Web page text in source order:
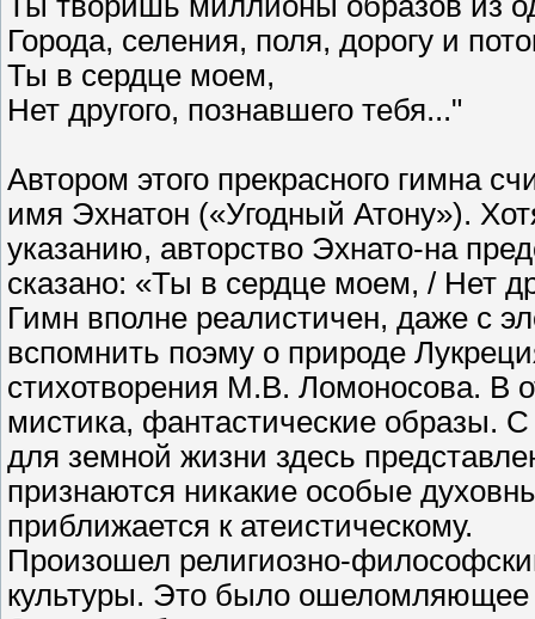
Города, селения, поля, дорогу и
Ты в сердце моем,
Нет другого, познавшего тебя..."
Автором этого прекрасного гимна
имя Эхнатон («Угодный Атону»).
указанию, авторство Эхнато-на
сказано: «Ты в сердце моем, / Нет
Гимн вполне реалистичен, даже с
вспомнить поэму о природе
стихотворения М.В. Ломоносова. В
мистика, фантастические образы.
для земной жизни здесь
признаются никакие особые
приближается к атеистическому.
Произошел религиозно-
культуры. Это было ошеломляющее